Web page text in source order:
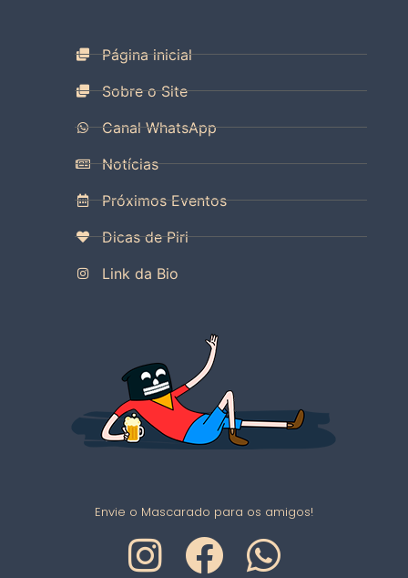
Página inicial
Sobre o Site
Canal WhatsApp
Notícias
Próximos Eventos
Dicas de Piri
Link da Bio
Envie o Mascarado para os amigos!